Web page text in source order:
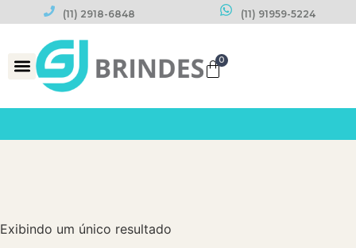
(11) 2918-6848 (11) 91959-5224
0
Exibindo um único resultado